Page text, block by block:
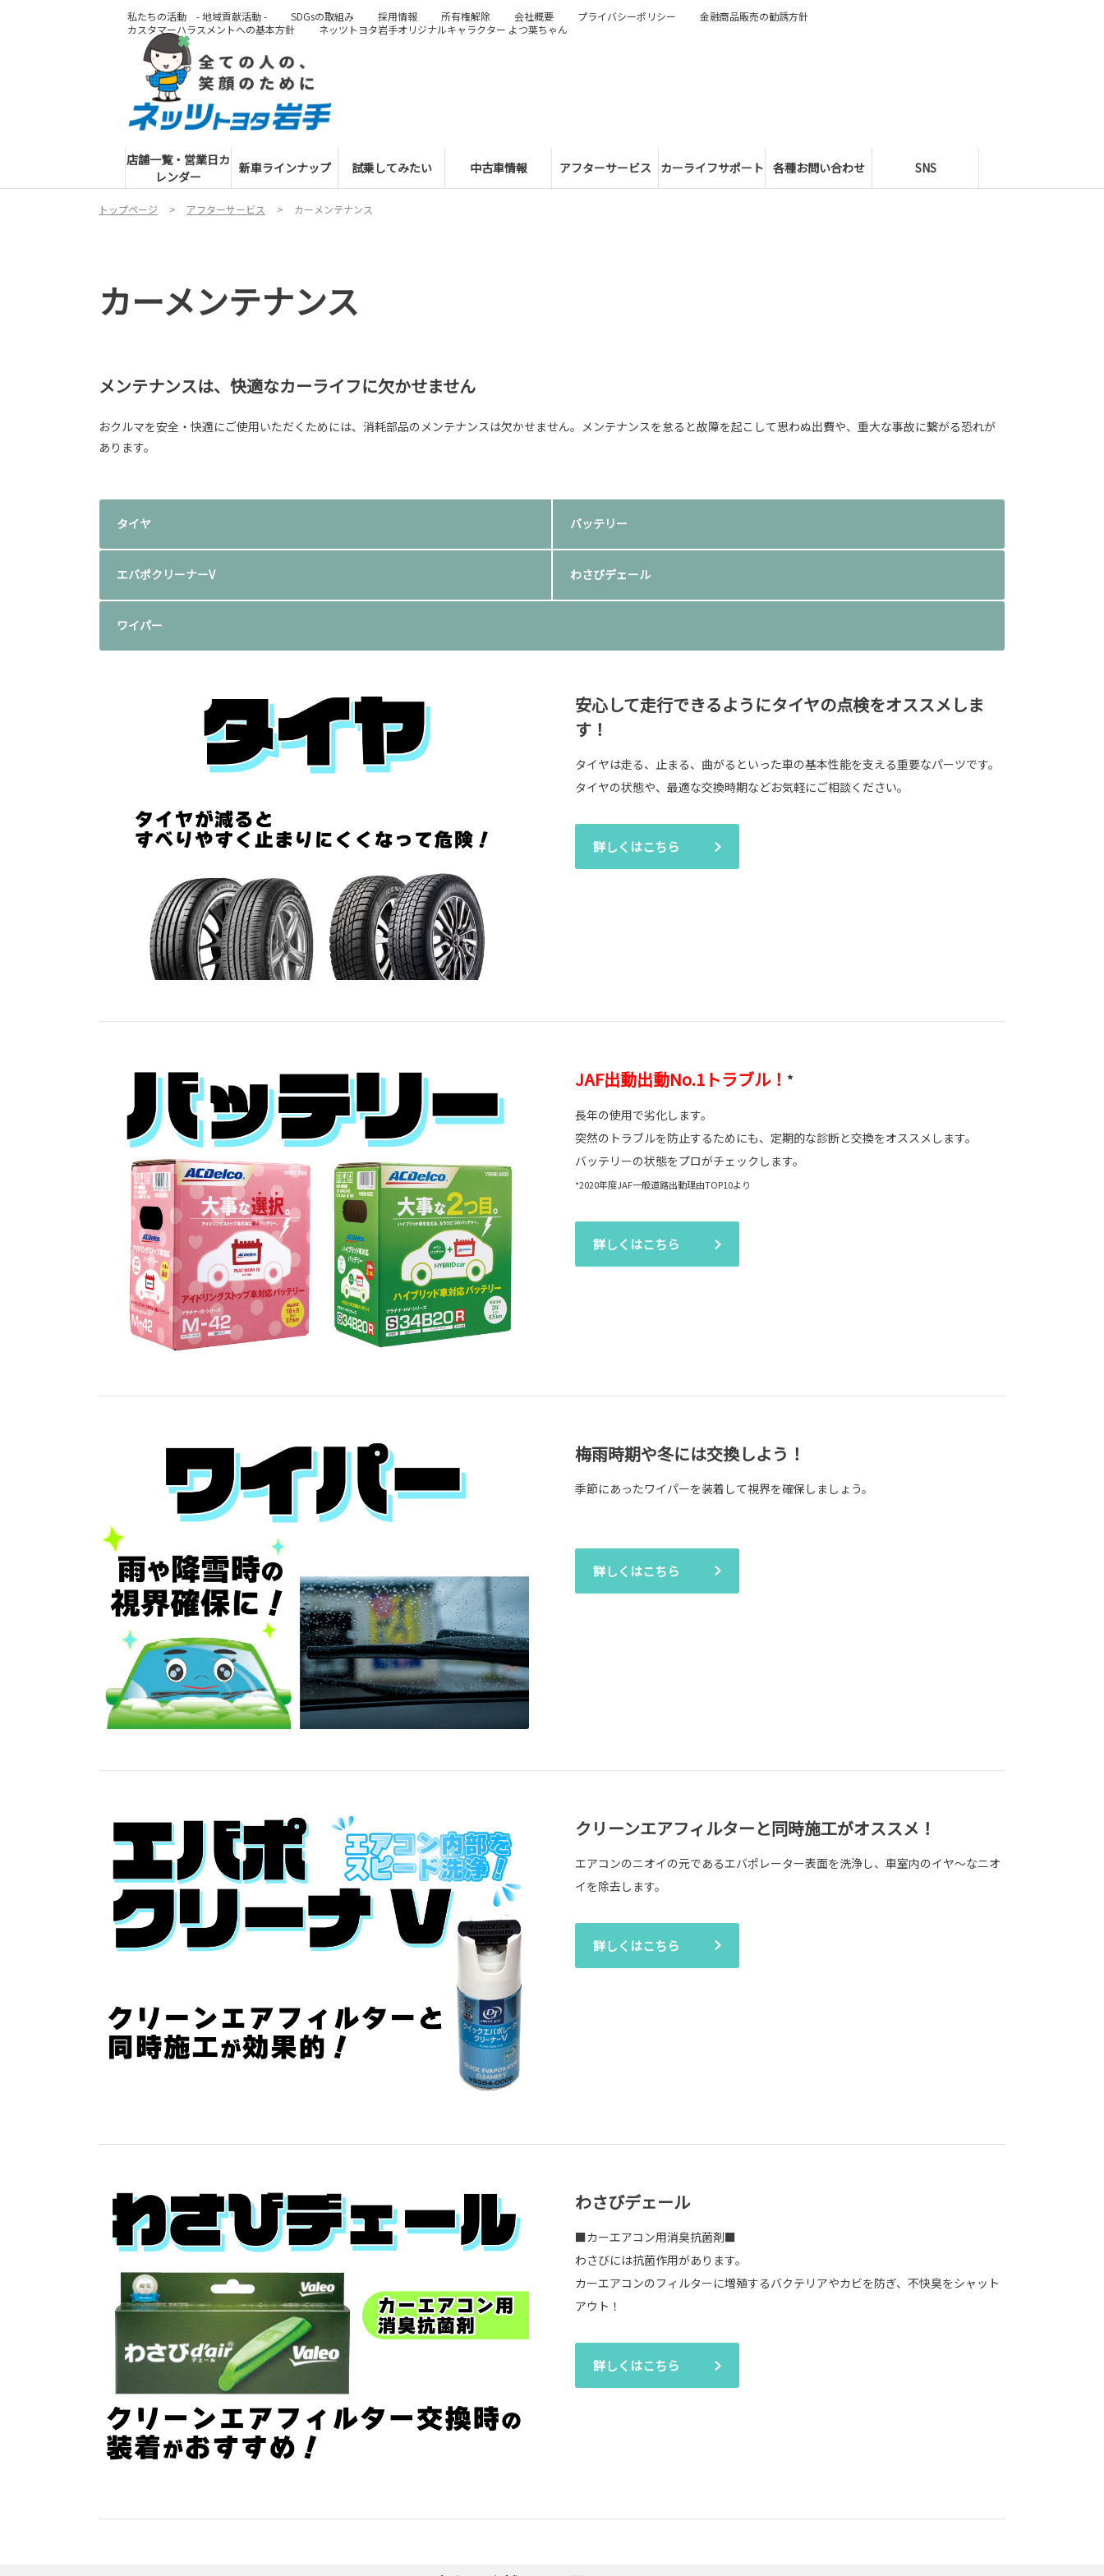
店舗一覧・営業日カ
レンダー
新車ラインナップ 試乗してみたい 中古車情報 アフターサービス カーライフサポート 各種お問い合わせ SNS
私たちの活動 - 地域貢献活動 - SDGsの取組み 採用情報 所有権解除 会社概要 プライバシーポリシー
金融商品販売の勧誘方針
カスタマーハラスメントへの基本方針
ネッツトヨタ岩手オリジナルキャラクター よつ葉ちゃん
トップページ アフターサービス カーメンテナンス
カーメンテナンス
メンテナンスは、快適なカーライフに欠かせません
おクルマを安全・快適にご使用いただくためには、消耗部品のメンテナンスは欠かせません。メンテナンスを怠ると故障を起こして思わぬ出費や、重大な事故に繋がる恐れが
あります。
タイヤ バッテリー
エバポクリーナーV わさびデェール
ワイパー
安心して走行できるようにタイヤの点検をオススメしま
す！
タイヤは走る、止まる、曲がるといった車の基本性能を支える重要なパーツです。
タイヤの状態や、最適な交換時期などお気軽にご相談ください。
詳しくはこちら
JAF出動出動No.1トラブル！ *
長年の使用で劣化します。
突然のトラブルを防止するためにも、定期的な診断と交換をオススメします。
バッテリーの状態をプロがチェックします。
*2020年度JAF一般道路出動理由TOP10より
詳しくはこちら
梅雨時期や冬には交換しよう！
季節にあったワイパーを装着して視界を確保しましょう。
詳しくはこちら
クリーンエアフィルターと同時施工がオススメ！
エアコンのニオイの元であるエバポレーター表面を洗浄し、車室内のイヤ～なニオ
イを除去します。
詳しくはこちら
わさびデェール
■カーエアコン用消臭抗菌剤■
わさびには抗菌作用があります。
カーエアコンのフィルターに増殖するバクテリアやカビを防ぎ、不快臭をシャット
アウト！
詳しくはこちら